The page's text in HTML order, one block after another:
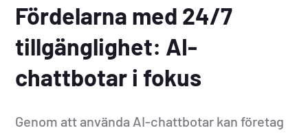
Fördelarna med 24/7
tillgänglighet: AI-
chattbotar i fokus
Genom att använda AI-chattbotar kan företag